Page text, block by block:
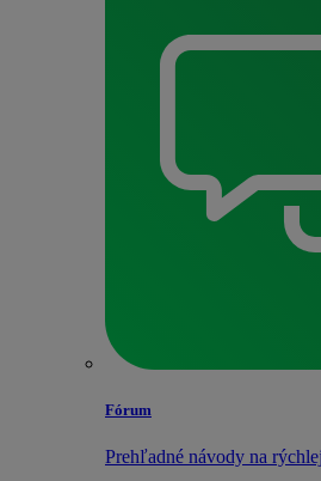
Fórum
Prehľadné návody na